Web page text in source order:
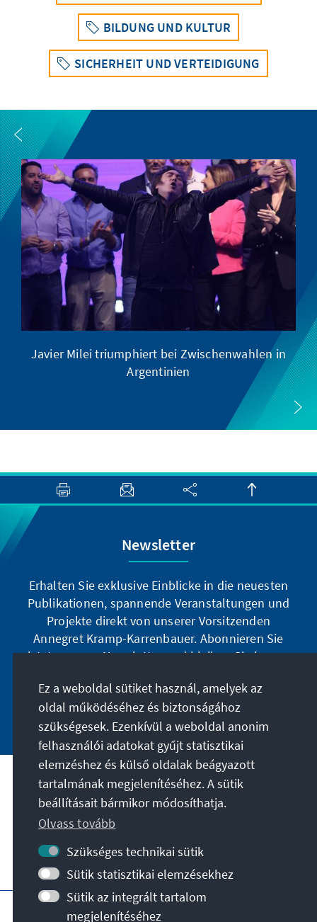
BILDUNG UND KULTUR
SICHERHEIT UND VERTEIDIGUNG
Javier Milei triumphiert bei Zwischenwahlen in
Argentinien
Newsletter
Erhalten Sie exklusive Einblicke in die neuesten
Publikationen, spannende Veranstaltungen und
Projekte direkt von unserer Vorsitzenden
Annegret Kramp-Karrenbauer. Abonnieren Sie
jetzt unseren Newsletter und bleiben Sie immer
Jetzt abonnieren
A célunk
Kapcsolat
További ajánlatok az alapítványtól
Impresszum
Adatvédelem
Ez a weboldal sütiket használ, amelyek az
oldal működéséhez és biztonságához
szükségesek. Ezenkívül a weboldal anonim
felhasználói adatokat gyűjt statisztikai
elemzéshez és külső oldalak beágyazott
tartalmának megjelenítéséhez. A sütik
beállításait bármikor módosíthatja.
Olvass tovább
Szükséges technikai sütik
Sütik statisztikai elemzésekhez
Sütik az integrált tartalom
megjelenítéséhez